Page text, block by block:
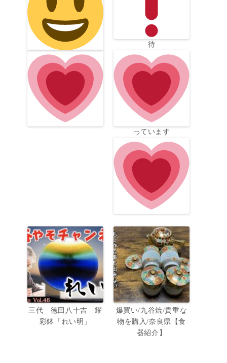
待
っています
三代 徳田八十吉 耀
彩鉢「れい明」
爆買い/九谷焼/貴重な
物を購入/奈良県【食
器紹介】